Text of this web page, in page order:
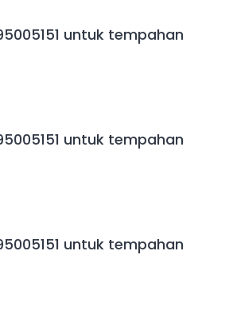
untuk tempahan
untuk tempahan
untuk tempahan